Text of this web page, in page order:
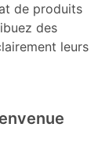
de produits
des
leurs